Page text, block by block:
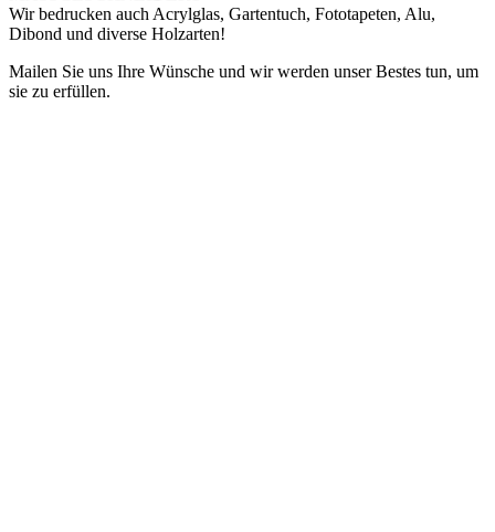
Wir bedrucken auch Acrylglas, Gartentuch, Fototapeten, Alu,
Dibond und diverse Holzarten!
Mailen Sie uns Ihre Wünsche und wir werden unser Bestes tun, um
sie zu erfüllen.